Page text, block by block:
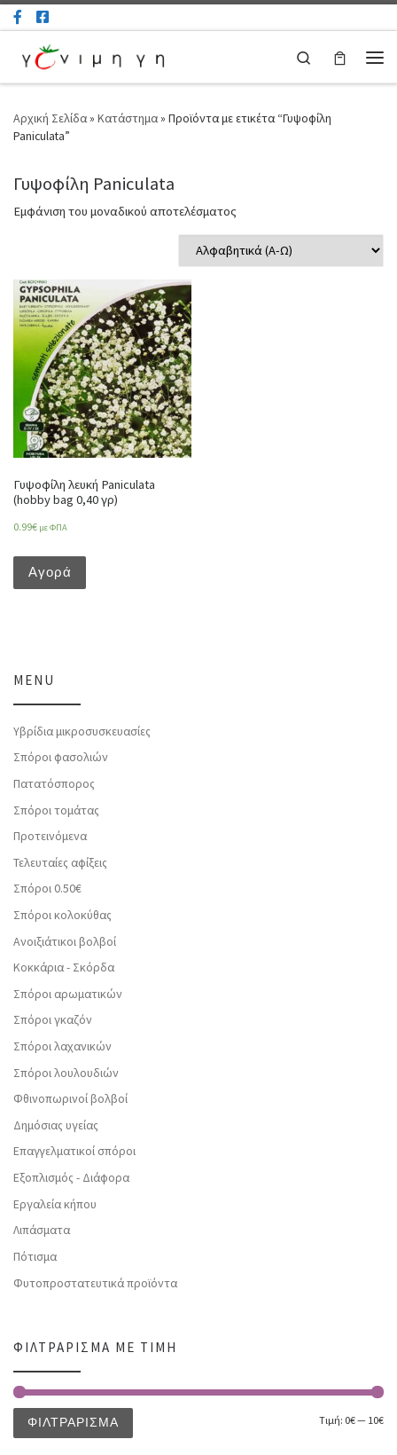
Μετάβαση στο περιεχόμενο
Search
Αρχική Σελίδα» Κατάστημα» Προϊόντα με ετικέτα “Γυψοφίλη
Paniculata”
Γυψοφίλη Paniculata
Εμφάνιση του μοναδικού αποτελέσματος
Γυψοφίλη λευκή Paniculata
(hobby bag 0,40 γρ)
0.99€ με ΦΠΑ
Αγορά
MENU
Υβρίδια μικροσυσκευασίες
Σπόροι φασολιών
Πατατόσπορος
Σπόροι τομάτας
Προτεινόμενα
Τελευταίες αφίξεις
Σπόροι 0.50€
Σπόροι κολοκύθας
Ανοιξιάτικοι βολβοί
Κοκκάρια - Σκόρδα
Σπόροι αρωματικών
Σπόροι γκαζόν
Σπόροι λαχανικών
Σπόροι λουλουδιών
Φθινοπωρινοί βολβοί
Δημόσιας υγείας
Επαγγελματικοί σπόροι
Εξοπλισμός - Διάφορα
Εργαλεία κήπου
Λιπάσματα
Πότισμα
Φυτοπροστατευτικά προϊόντα
ΦΙΛΤΡΆΡΙΣΜΑ ΜΕ ΤΙΜΉ
ΦΙΛΤΡΆΡΙΣΜΑ Τιμή: 0€— 10€